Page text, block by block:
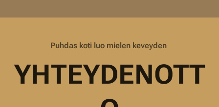
Puhdas koti luo mielen keveyden
YHTEYDENOTT